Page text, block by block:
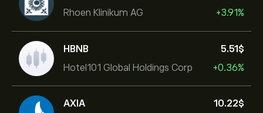
Rhoen Klinikum AG
+3.91%
HBNB
Hotel101 Global Holdings Corp
5.51‎$‎
+0.36%
AXIA
10.22‎$‎